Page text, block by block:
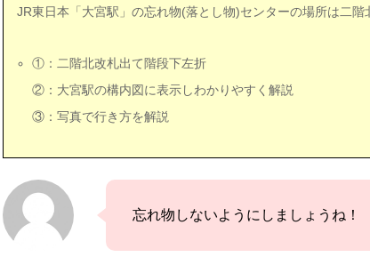
JR東日本「大宮駅」の忘れ物(落とし物)センターの場所は二階
①：二階北改札出て階段下左折
②：大宮駅の構内図に表示しわかりやすく解説
③：写真で行き方を解説
忘れ物しないようにしましょうね！